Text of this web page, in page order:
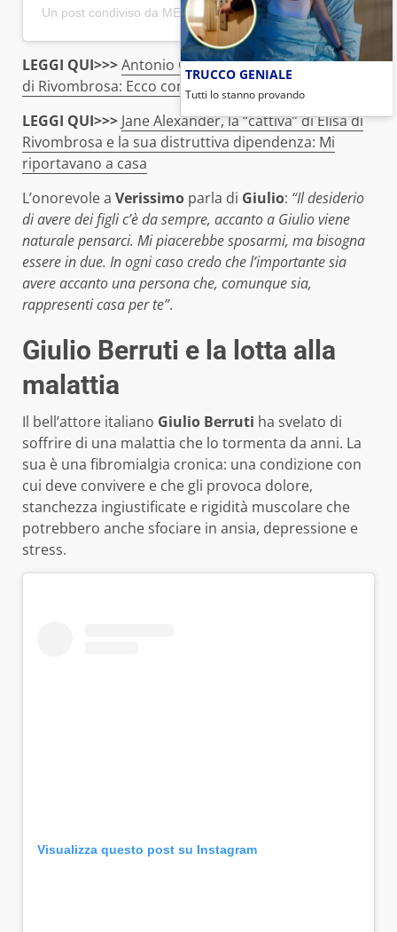
Un post condiviso da MEB (@mariaelenaboschi_official)
LEGGI QUI>>>Antonio Cupo, l’attore del cast di Elisa
di Rivombrosa: Ecco com’è diventato
LEGGI QUI>>> Jane Alexander, la “cattiva” di Elisa di
Rivombrosa e la sua distruttiva dipendenza: Mi
riportavano a casa
L’onorevole a Verissimo parla di Giulio: “Il desiderio
di avere dei figli c’è da sempre, accanto a Giulio viene
naturale pensarci. Mi piacerebbe sposarmi, ma bisogna
essere in due. In ogni caso credo che l’importante sia
avere accanto una persona che, comunque sia,
rappresenti casa per te”.
Giulio Berruti e la lotta alla
malattia
Il bell’attore italiano Giulio Berruti ha svelato di
soffrire di una malattia che lo tormenta da anni. La
sua è una fibromialgia cronica: una condizione con
cui deve convivere e che gli provoca dolore,
stanchezza ingiustificate e rigidità muscolare che
potrebbero anche sfociare in ansia, depressione e
stress.
Visualizza questo post su Instagram
TRUCCO GENIALE
Tutti lo stanno provando